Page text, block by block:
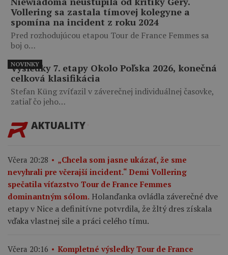
Vollering sa zastala tímovej kolegyne a
spomína na incident z roku 2024
Pred rozhodujúcou etapou Tour de France Femmes sa
boj o…
Výsledky 7. etapy Okolo Poľska 2026, konečná
celková klasifikácia
Stefan Küng zvíťazil v záverečnej individuálnej časovke,
zatiaľ čo jeho…
NOVINKY
AKTUALITY
Včera 20:28
„Chcela som jasne ukázať, že sme
nevyhrali pre včerajší incident.“ Demi Vollering
spečatila víťazstvo Tour de France Femmes
dominantným sólom. Holanďanka ovládla záverečné dve
etapy v Nice a definitívne potvrdila, že žltý dres získala
vďaka vlastnej sile a práci celého tímu.
Včera 20:16
Kompletné výsledky Tour de France